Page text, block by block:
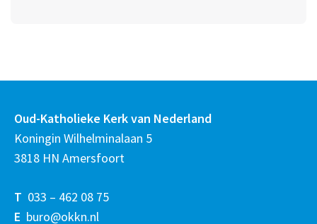
Oud-Katholieke Kerk van Nederland
Koningin Wilhelminalaan 5
3818 HN Amersfoort
T 033 – 462 08 75
E buro@okkn.nl